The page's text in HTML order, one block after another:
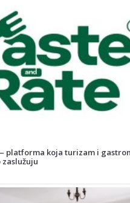
platforma koja turizam i